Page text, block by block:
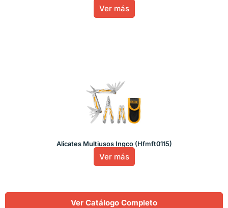
Ver más
Alicates Multiusos Ingco (Hfmft0115)
Ver más
Ver Catálogo Completo